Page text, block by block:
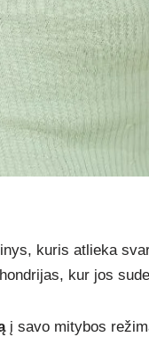
kuris atlieka
kur jos
į savo mitybos